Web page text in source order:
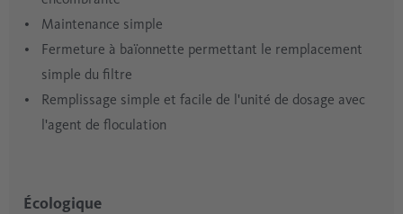
Maintenance simple
Fermeture à baïonnette permettant le remplacement
simple du filtre
Remplissage simple et facile de l'unité de dosage avec
l'agent de floculation
Écologique